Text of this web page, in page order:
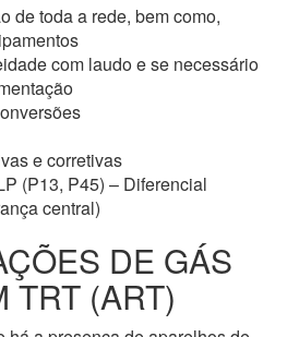
de toda a rede, bem como,
com laudo e se necessário
e corretivas
(P13, P45) – Diferencial
central)
DE GÁS
TRT (ART)